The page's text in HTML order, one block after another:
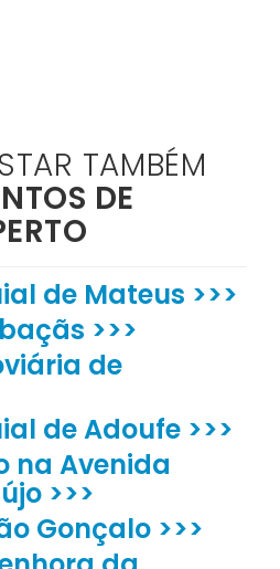
TAMBÉM
DE
de Mateus >>>
>>>
de
de Adoufe >>>
na Avenida
>>>
Gonçalo >>>